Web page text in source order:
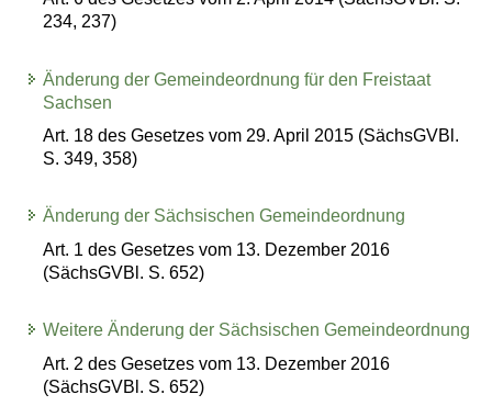
234, 237)
Änderung der Gemeindeordnung für den Freistaat
Sachsen
Art. 18 des Gesetzes vom 29. April 2015 (SächsGVBl.
S. 349, 358)
Änderung der Sächsischen Gemeindeordnung
Art. 1 des Gesetzes vom 13. Dezember 2016
(SächsGVBl. S. 652)
Weitere Änderung der Sächsischen Gemeindeordnung
Art. 2 des Gesetzes vom 13. Dezember 2016
(SächsGVBl. S. 652)